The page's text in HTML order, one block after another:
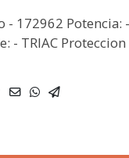
- 172962 Potencia:
- TRIAC Proteccion